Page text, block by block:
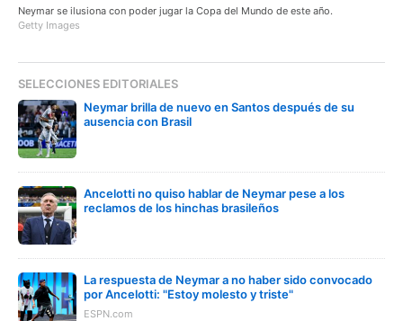
Neymar se ilusiona con poder jugar la Copa del Mundo de este año.
Getty Images
SELECCIONES EDITORIALES
Neymar brilla de nuevo en Santos después de su
ausencia con Brasil
Ancelotti no quiso hablar de Neymar pese a los
reclamos de los hinchas brasileños
La respuesta de Neymar a no haber sido convocado
por Ancelotti: "Estoy molesto y triste"
ESPN.com